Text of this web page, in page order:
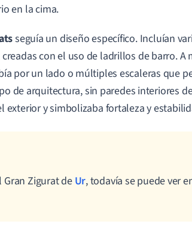
en la cima.
seguía un diseño específico. Incluían
con el uso de ladrillos de barro. A
por un lado o múltiples escaleras que
de arquitectura, sin paredes interiores
exterior y simbolizaba fortaleza y
Gran Zigurat de Ur, todavía se puede ver